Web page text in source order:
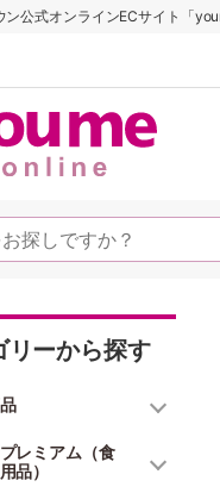
ン公式オンラインECサイト「
リーから探す
レミアム（食
品）